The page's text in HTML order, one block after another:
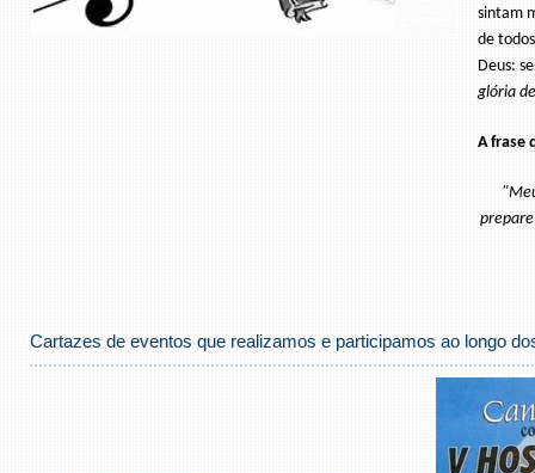
sintam
de
Deus:
glória
A frase
Cartazes de eventos que realizamos e participamos ao longo